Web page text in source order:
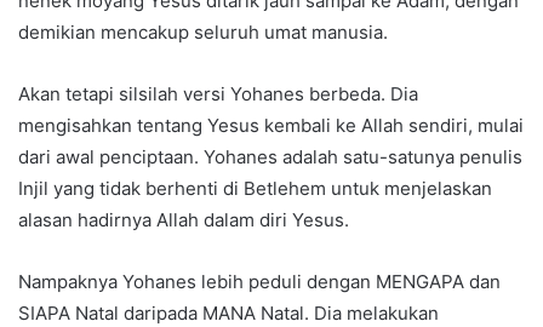
demikian mencakup seluruh umat manusia.
Akan tetapi silsilah versi Yohanes berbeda. Dia
mengisahkan tentang Yesus kembali ke Allah sendiri, mulai
dari awal penciptaan. Yohanes adalah satu-satunya penulis
Injil yang tidak berhenti di Betlehem untuk menjelaskan
alasan hadirnya Allah dalam diri Yesus.
Nampaknya Yohanes lebih peduli dengan MENGAPA dan
SIAPA Natal daripada MANA Natal. Dia melakukan